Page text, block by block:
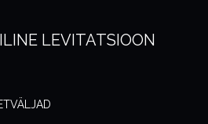
LEVITATSIOON